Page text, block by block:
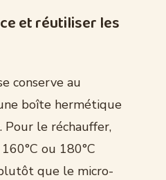
et réutiliser les
conserve au
boîte hermétique
Pour le réchauffer,
ou 180°C
que le micro-